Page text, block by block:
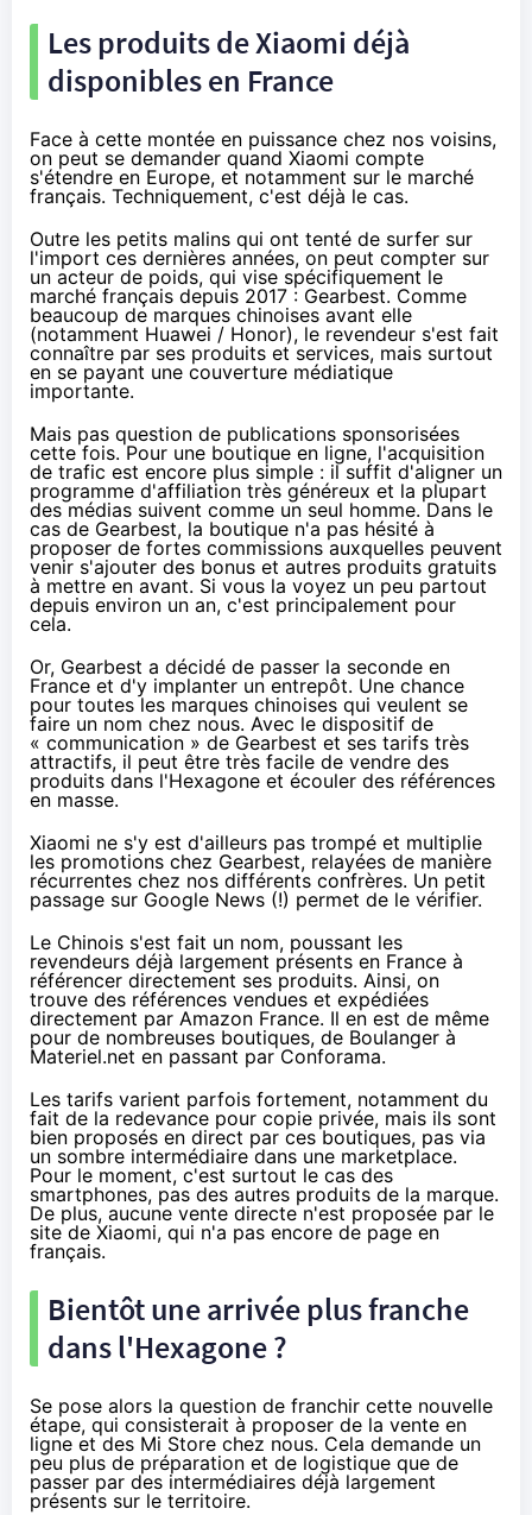
Les produits de Xiaomi déjà
disponibles en France
Face à cette montée en puissance chez nos voisins,
on peut se demander quand Xiaomi compte
s'étendre en Europe, et notamment sur le marché
français. Techniquement, c'est déjà le cas.
Outre les petits malins qui ont tenté de surfer sur
l'import ces dernières années, on peut compter sur
un acteur de poids, qui vise spécifiquement le
marché français depuis 2017 : Gearbest. Comme
beaucoup de marques chinoises avant elle
(notamment Huawei / Honor), le revendeur s'est fait
connaître par ses produits et services, mais surtout
en se payant une couverture médiatique
importante.
Mais pas question de publications sponsorisées
cette fois. Pour une boutique en ligne, l'acquisition
de trafic est encore plus simple : il suffit d'aligner un
programme d'affiliation très généreux et la plupart
des médias suivent comme un seul homme. Dans le
cas de Gearbest, la boutique n'a pas hésité à
proposer de fortes commissions auxquelles peuvent
venir s'ajouter des bonus et autres produits gratuits
à mettre en avant. Si vous la voyez un peu partout
depuis environ un an, c'est principalement pour
cela.
Or, Gearbest a décidé de passer la seconde en
France et d'y implanter un entrepôt. Une chance
pour toutes les marques chinoises qui veulent se
faire un nom chez nous. Avec le dispositif de
« communication » de Gearbest et ses tarifs très
attractifs, il peut être très facile de vendre des
produits dans l'Hexagone et écouler des références
en masse.
Xiaomi ne s'y est d'ailleurs pas trompé et multiplie
les promotions chez Gearbest, relayées de manière
récurrentes chez nos différents confrères. Un petit
passage sur Google News (!) permet de le vérifier.
Le Chinois s'est fait un nom, poussant les
revendeurs déjà largement présents en France à
référencer directement ses produits. Ainsi, on
trouve des références vendues et expédiées
directement par Amazon France. Il en est de même
pour de nombreuses boutiques, de Boulanger à
Materiel.net en passant par Conforama.
Les tarifs varient parfois fortement, notamment du
fait de la redevance pour copie privée, mais ils sont
bien proposés en direct par ces boutiques, pas via
un sombre intermédiaire dans une marketplace.
Pour le moment, c'est surtout le cas des
smartphones, pas des autres produits de la marque.
De plus, aucune vente directe n'est proposée par le
site de Xiaomi, qui n'a pas encore de page en
français.
Bientôt une arrivée plus franche
dans l'Hexagone ?
Se pose alors la question de franchir cette nouvelle
étape, qui consisterait à proposer de la vente en
ligne et des Mi Store chez nous. Cela demande un
peu plus de préparation et de logistique que de
passer par des intermédiaires déjà largement
présents sur le territoire.